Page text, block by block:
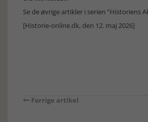
Se de øvrige artikler i serien ”Historiens
[Historie-online.dk, den 12. maj 2026]
Forrige artikel